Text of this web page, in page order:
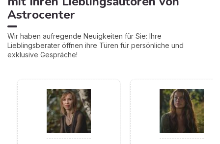
Astrocenter
Wir haben aufregende Neuigkeiten für Sie: Ihre
Lieblingsberater öffnen ihre Türen für persönliche und
exklusive Gespräche!